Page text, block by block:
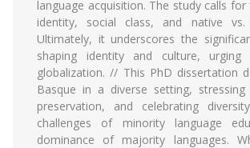
language acquisition. The study calls
identity, social class, and native vs.
Ultimately, it underscores the
shaping identity and culture, urging
globalization. // This PhD dissertation
Basque in a diverse setting, stressing
preservation, and celebrating
challenges of minority language
dominance of majority languages.